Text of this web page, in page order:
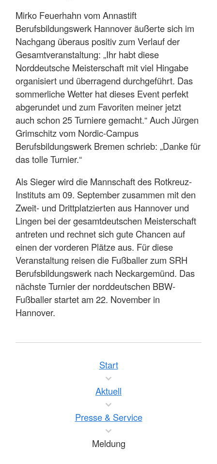
Mirko Feuerhahn vom Annastift
Berufsbildungswerk Hannover äußerte sich im
Nachgang überaus positiv zum Verlauf der
Gesamtveranstaltung: „Ihr habt diese
Norddeutsche Meisterschaft mit viel Hingabe
organisiert und überragend durchgeführt. Das
sommerliche Wetter hat dieses Event perfekt
abgerundet und zum Favoriten meiner jetzt
auch schon 25 Turniere gemacht.“ Auch Jürgen
Grimschitz vom Nordic-Campus
Berufsbildungswerk Bremen schrieb: „Danke für
das tolle Turnier.“
Als Sieger wird die Mannschaft des Rotkreuz-
Instituts am 09. September zusammen mit den
Zweit- und Drittplatzierten aus Hannover und
Lingen bei der gesamtdeutschen Meisterschaft
antreten und rechnet sich gute Chancen auf
einen der vorderen Plätze aus. Für diese
Veranstaltung reisen die Fußballer zum SRH
Berufsbildungswerk nach Neckargemünd. Das
nächste Turnier der norddeutschen BBW-
Fußballer startet am 22. November in
Hannover.
Start
Aktuell
Presse & Service
Meldung